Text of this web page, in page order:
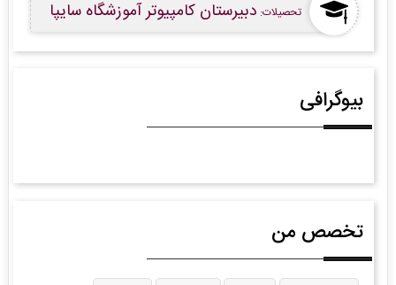
تحصیلات: دبیرستان کامپیوتر آموزشگاه سایپا
بیوگرافی
تخصص من